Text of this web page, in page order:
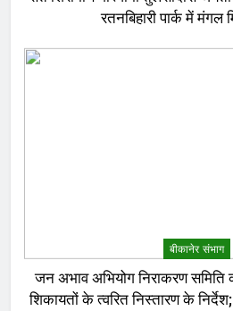
रतनबिहारी पार्क में मंगल
बीकानेर संभाग
जन अभाव अभियोग निराकरण समिति
शिकायतों के त्वरित निस्तारण के